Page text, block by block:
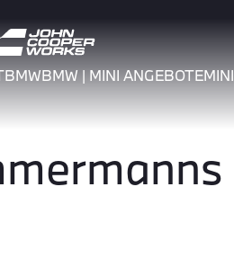
BMWBMW | MINI ANGEBOTEMINI